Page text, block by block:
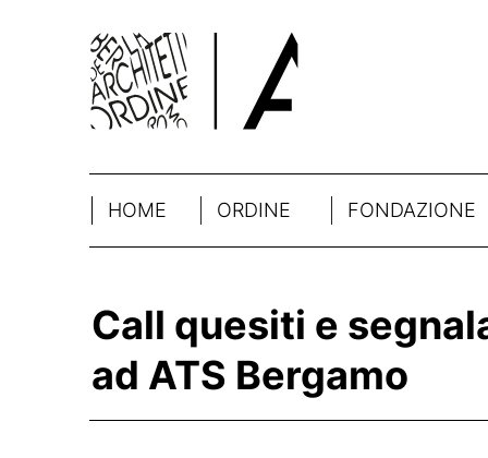
HOME ORDINE FONDAZIONE
Call quesiti e
ad ATS Bergamo